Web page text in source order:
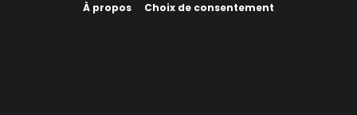
À propos Choix de consentement